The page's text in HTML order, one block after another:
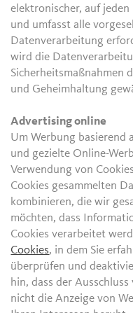
elektronischer, auf
und umfasst alle
Datenverarbeitung
wird die
Sicherheitsmaßnahmen
und Geheimhaltung
Advertising online
Um Werbung basierend
und gezielte Online-
Verwendung von
Cookies gesammelten
kombinieren, die wir
möchten, dass
Cookies verarbeitet
Cookies, in dem Sie
überprüfen und
hin, dass der
nicht die Anzeige von